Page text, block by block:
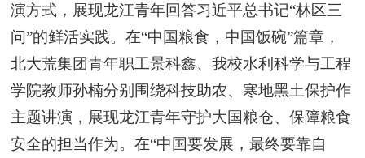
演方式，展现龙江青年回答习近平总书记“林区三
问”的鲜活实践。在“中国粮食，中国饭碗”篇章，
北大荒集团青年职工景科鑫、我校水利科学与工程
学院教师孙楠分别围绕科技助农、寒地黑土保护作
主题讲演，展现龙江青年守护大国粮仓、保障粮食
安全的担当作为。在“中国要发展，最终要靠自